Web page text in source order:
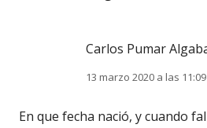
Carlos Pumar
13 marzo 2020 a las 11:09
En que fecha nació, y cuando